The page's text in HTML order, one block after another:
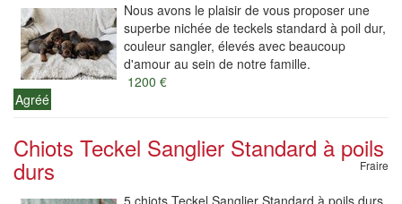
Nous avons le plaisir de vous proposer une
superbe nichée de teckels standard à poil dur,
couleur sangler, élevés avec beaucoup
d'amour au sein de notre famille.
1200 €
Agréé
Chiots Teckel Sanglier Standard à poils
durs Fraire
5 chiots Teckel Sanglier Standard à poils durs.